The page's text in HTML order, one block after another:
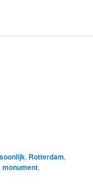
, Rotterdam,
,monument,